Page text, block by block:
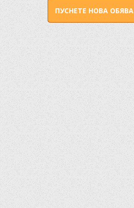
ПУСНЕТЕ НОВА ОБЯВА